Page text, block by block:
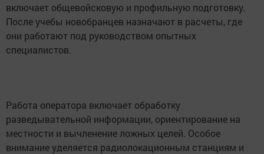
включает общевойсковую и профильную подготовку.
После учебы новобранцев назначают в расчеты, где
они работают под руководством опытных
специалистов.
Работа оператора включает обработку
разведывательной информации, ориентирование на
местности и вычленение ложных целей. Особое
внимание уделяется радиолокационным станциям и